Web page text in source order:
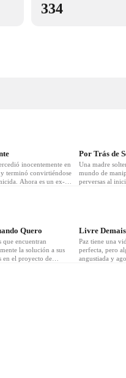
334
inocentemente en
y terminó convirtiéndose
Ahora es un ex-
e inexplicable desde el
Por Trás de
Una madre
mundo de
perversas al
Quero
que encuentran
la solución a sus
en el proyecto de
Livre Demais
Paz tiene una
perfecta, pero
angustiada y